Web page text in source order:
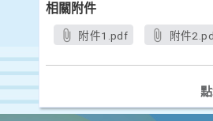
相關附件
附件1.pdf 附件